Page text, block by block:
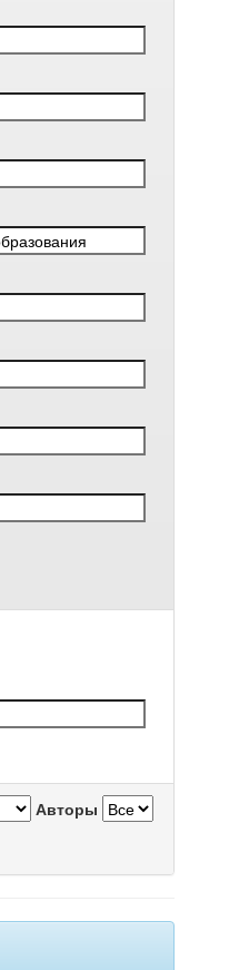
Авторы